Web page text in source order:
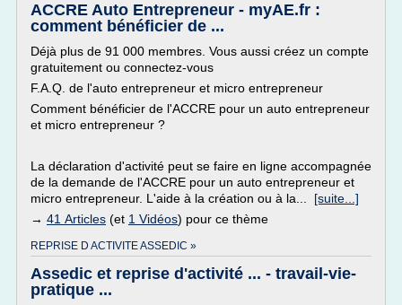
ACCRE Auto Entrepreneur - myAE.fr :
comment bénéficier de ...
Déjà plus de 91 000 membres. Vous aussi créez un compte
gratuitement ou connectez-vous
F.A.Q. de l'auto entrepreneur et micro entrepreneur
Comment bénéficier de l'ACCRE pour un auto entrepreneur
et micro entrepreneur ?
La déclaration d'activité peut se faire en ligne accompagnée
de la demande de l'ACCRE pour un auto entrepreneur et
micro entrepreneur. L'aide à la création ou à la... [suite...]
→ 41 Articles (et 1 Vidéos) pour ce thème
REPRISE D ACTIVITE ASSEDIC »
Assedic et reprise d'activité ... - travail-vie-
pratique ...